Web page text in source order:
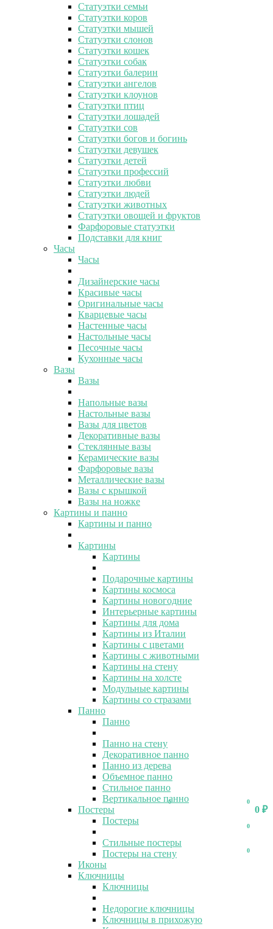
0
0 ₽
0
0
0
Статуэтки семьи
Статуэтки коров
Статуэтки мышей
Статуэтки слонов
Статуэтки кошек
Статуэтки собак
Статуэтки балерин
Статуэтки ангелов
Статуэтки клоунов
Статуэтки птиц
Статуэтки лошадей
Статуэтки сов
Статуэтки богов и богинь
Статуэтки девушек
Статуэтки детей
Статуэтки профессий
Статуэтки любви
Статуэтки людей
Статуэтки животных
Статуэтки овощей и фруктов
Фарфоровые статуэтки
Подставки для книг
Часы
Часы
Дизайнерские часы
Красивые часы
Оригинальные часы
Кварцевые часы
Настенные часы
Настольные часы
Песочные часы
Кухонные часы
Вазы
Вазы
Напольные вазы
Настольные вазы
Вазы для цветов
Декоративные вазы
Стеклянные вазы
Керамические вазы
Фарфоровые вазы
Металлические вазы
Вазы с крышкой
Вазы на ножке
Картины и панно
Картины и панно
Картины
Картины
Подарочные картины
Картины космоса
Картины новогодние
Интерьерные картины
Картины для дома
Картины из Италии
Картины с цветами
Картины с животными
Картины на стену
Картины на холсте
Модульные картины
Картины со стразами
Панно
Панно
Панно на стену
Декоративное панно
Панно из дерева
Объемное панно
Стильное панно
Вертикальное панно
Постеры
Постеры
Стильные постеры
Постеры на стену
Иконы
Ключницы
Ключницы
Недорогие ключницы
Ключницы в прихожую